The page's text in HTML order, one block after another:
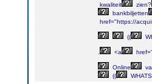
kwaliteit
zien?
bankbiljetten
href="https://
((
<a
Online
((